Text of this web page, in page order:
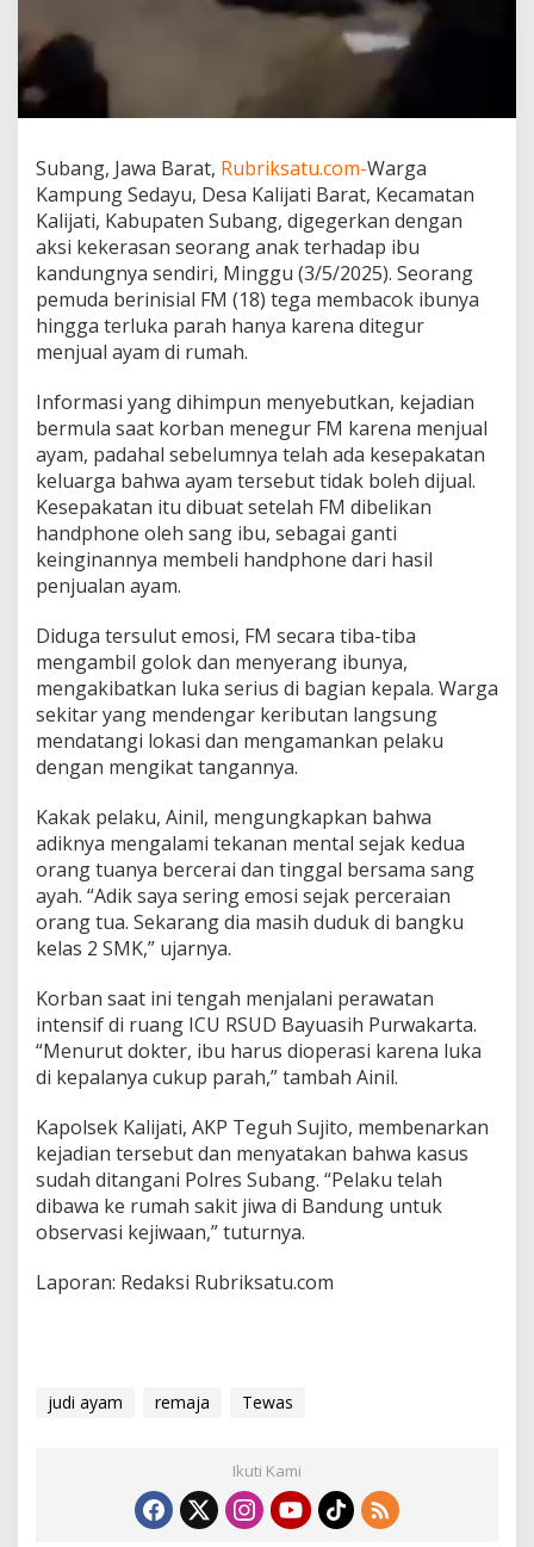
u
a
d
u
n
g
k
r
e
a
D
i
t
e
g
u
r
J
l
A
y
a
m
Subang, Jawa Barat, Rubriksatu.com-Warga
Kampung Sedayu, Desa Kalijati Barat, Kecamatan
Kalijati, Kabupaten Subang, digegerkan dengan
aksi kekerasan seorang anak terhadap ibu
kandungnya sendiri, Minggu (3/5/2025). Seorang
pemuda berinisial FM (18) tega membacok ibunya
hingga terluka parah hanya karena ditegur
menjual ayam di rumah.
Informasi yang dihimpun menyebutkan, kejadian
bermula saat korban menegur FM karena menjual
ayam, padahal sebelumnya telah ada kesepakatan
keluarga bahwa ayam tersebut tidak boleh dijual.
Kesepakatan itu dibuat setelah FM dibelikan
handphone oleh sang ibu, sebagai ganti
keinginannya membeli handphone dari hasil
penjualan ayam.
Diduga tersulut emosi, FM secara tiba-tiba
mengambil golok dan menyerang ibunya,
mengakibatkan luka serius di bagian kepala. Warga
sekitar yang mendengar keributan langsung
mendatangi lokasi dan mengamankan pelaku
dengan mengikat tangannya.
Kakak pelaku, Ainil, mengungkapkan bahwa
adiknya mengalami tekanan mental sejak kedua
orang tuanya bercerai dan tinggal bersama sang
ayah. “Adik saya sering emosi sejak perceraian
orang tua. Sekarang dia masih duduk di bangku
kelas 2 SMK,” ujarnya.
Korban saat ini tengah menjalani perawatan
intensif di ruang ICU RSUD Bayuasih Purwakarta.
“Menurut dokter, ibu harus dioperasi karena luka
di kepalanya cukup parah,” tambah Ainil.
Kapolsek Kalijati, AKP Teguh Sujito, membenarkan
kejadian tersebut dan menyatakan bahwa kasus
sudah ditangani Polres Subang. “Pelaku telah
dibawa ke rumah sakit jiwa di Bandung untuk
observasi kejiwaan,” tuturnya.
Laporan: Redaksi Rubriksatu.com
judi ayam remaja Tewas
Ikuti Kami